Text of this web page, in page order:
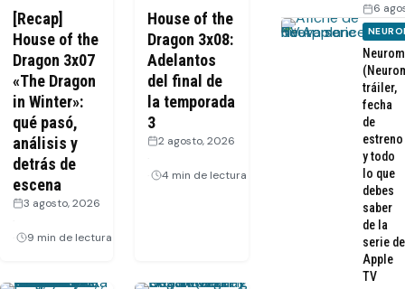
[Recap]
House of the
Dragon 3x07
«The Dragon
in Winter»:
qué pasó,
análisis y
detrás de
escena
3 agosto, 2026
9 min de lectura
House of the
Dragon 3x08:
Adelantos
del final de
la temporada
3
2 agosto, 2026
4 min de lectura
6
tráiler,
fecha
de
estreno
y todo
lo que
debes
saber
de la
serie de
Apple
TV